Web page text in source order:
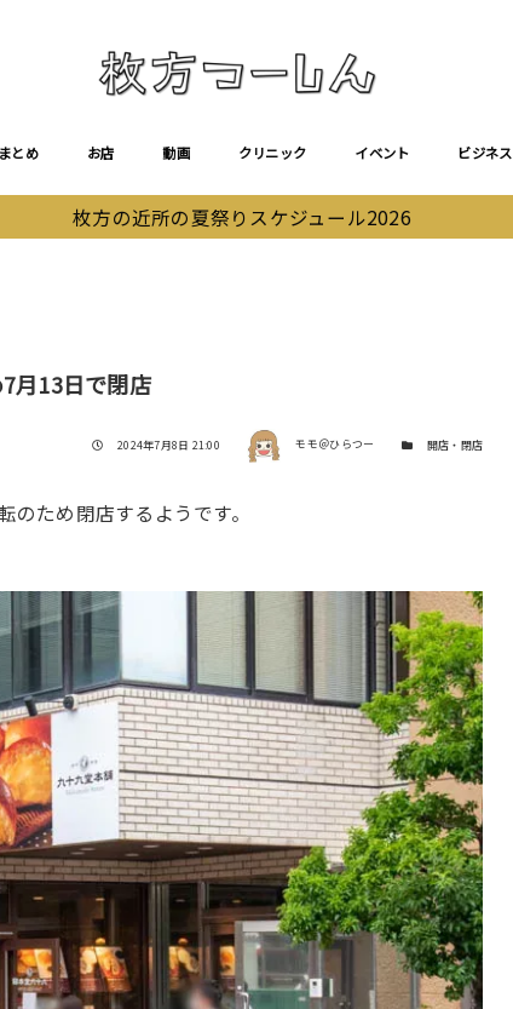
まとめ お店 動画 クリニック イベント ビジネス
枚方の近所の夏祭りスケジュール2026
月13日で閉店
投稿日
2024年7月8日 21:00 著者 モモ＠ひらつー カテゴリー開店・閉店
ため閉店するようです。